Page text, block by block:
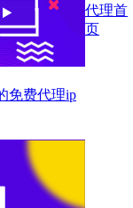
免费代理ip
代理首
页